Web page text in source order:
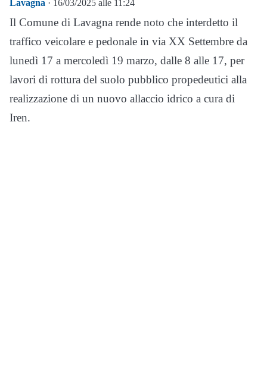
Lavagna · 16/03/2025 alle 11:24
Il Comune di Lavagna rende noto che interdetto il
traffico veicolare e pedonale in via XX Settembre da
lunedì 17 a mercoledì 19 marzo, dalle 8 alle 17, per
lavori di rottura del suolo pubblico propedeutici alla
realizzazione di un nuovo allaccio idrico a cura di
Iren.